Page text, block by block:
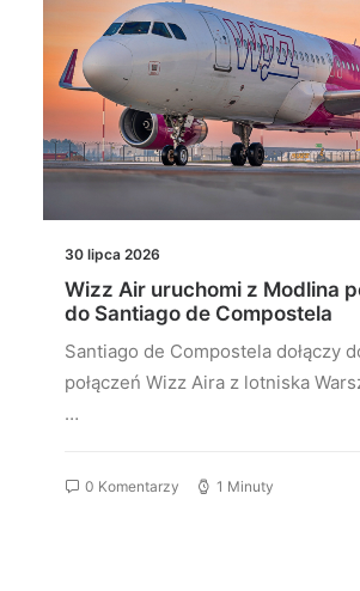
30 lipca 2026
Wizz Air uruchomi z Modlina
do Santiago de Compostela
Santiago de Compostela dołączy
połączeń Wizz Aira z lotniska
…
0 Komentarzy 1 Minuty